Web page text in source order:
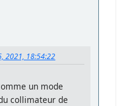
2021, 18:54:22
un mode
collimateur de